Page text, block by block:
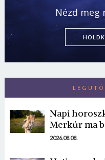
Nézd meg
Napi
Merkúr ma
2026.08.08.